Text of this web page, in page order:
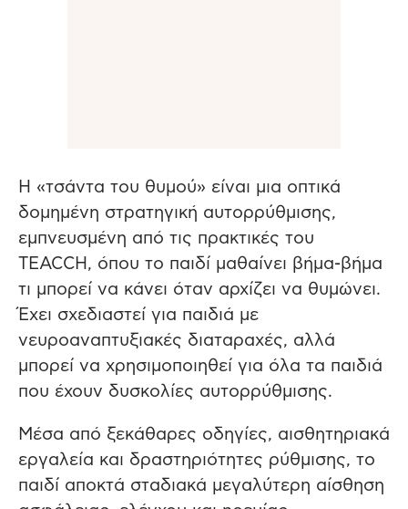
Η «τσάντα του θυμού» είναι μια οπτικά
δομημένη στρατηγική αυτορρύθμισης,
εμπνευσμένη από τις πρακτικές του
TEACCH, όπου το παιδί μαθαίνει βήμα-βήμα
τι μπορεί να κάνει όταν αρχίζει να θυμώνει.
Έχει σχεδιαστεί για παιδιά με
νευροαναπτυξιακές διαταραχές, αλλά
μπορεί να χρησιμοποιηθεί για όλα τα παιδιά
που έχουν δυσκολίες αυτορρύθμισης.
Μέσα από ξεκάθαρες οδηγίες, αισθητηριακά
εργαλεία και δραστηριότητες ρύθμισης, το
παιδί αποκτά σταδιακά μεγαλύτερη αίσθηση